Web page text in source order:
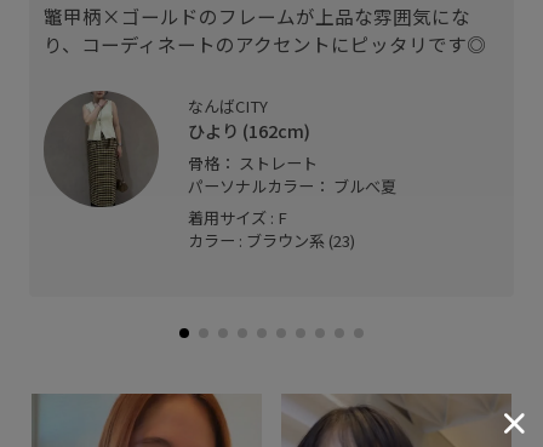
鼈甲柄×ゴールドのフレームが上品な雰囲気にな
り、コーディネートのアクセントにピッタリです◎
なんばCITY
ひより (162cm)
骨格： ストレート
パーソナルカラー： ブルべ夏
着用サイズ : F
カラー : ブラウン系 (23)